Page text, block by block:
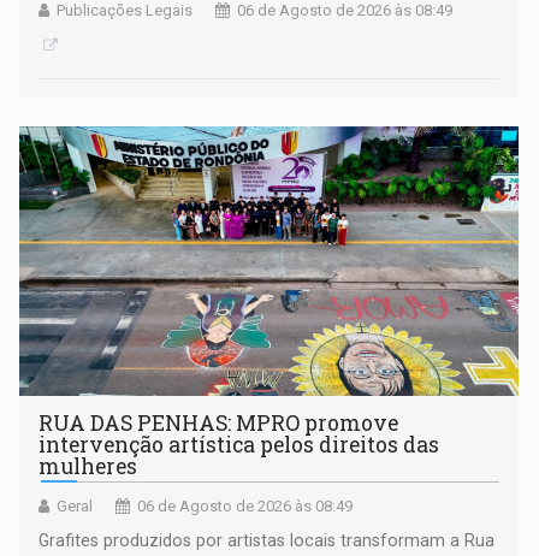
Publicações Legais 06 de Agosto de 2026 às 08:49
RUA DAS PENHAS: MPRO promove
intervenção artística pelos direitos das
mulheres
Geral 06 de Agosto de 2026 às 08:49
Grafites produzidos por artistas locais transformam a Rua